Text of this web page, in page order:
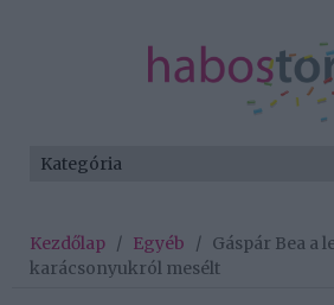
Kezdőlap / Egyéb / Gáspár Bea a
karácsonyukról mesélt